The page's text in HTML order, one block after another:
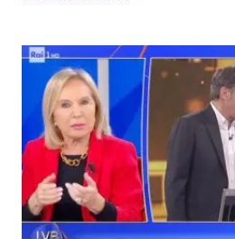
ShowBiz
News Cinema
News Musica
News Spettacolo